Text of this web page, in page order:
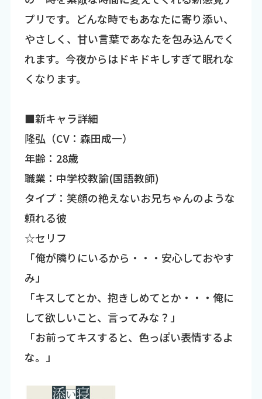
プリです。どんな時でもあなたに寄り添い、
やさしく、甘い言葉であなたを包み込んでく
れます。今夜からはドキドキしすぎて眠れな
くなります。
■新キャラ詳細
隆弘（CV：森田成一）
年齢：28歳
職業：中学校教諭(国語教師)
タイプ：笑顔の絶えないお兄ちゃんのような
頼れる彼
☆セリフ
「俺が隣りにいるから・・・安心しておやす
み」
「キスしてとか、抱きしめてとか・・・俺に
して欲しいこと、言ってみな？」
「お前ってキスすると、色っぽい表情するよ
な。」